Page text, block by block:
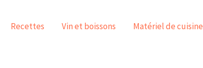
Recettes Vin et boissons Matériel de cuisine